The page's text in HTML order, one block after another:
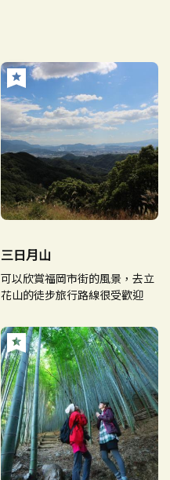
三日月山
可以欣賞福岡市街的風景，去立
花山的徒步旅行路線很受歡迎